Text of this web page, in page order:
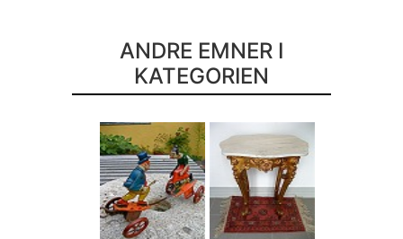
ANDRE EMNER I
KATEGORIEN